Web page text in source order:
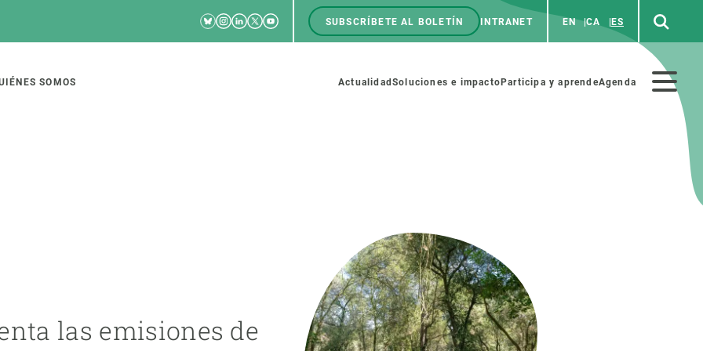
RRSS
Bluesky
Instagram
Linkedin
TwitterYoutube
Menú
top
SUBSCRÍBETE AL BOLETÍN INTRANET EN CA ES
SOMOS
Menú
Actualidad Soluciones e impacto Participa y aprendeAgenda
las emisiones de
de ecosistemas Política y gestión
ÚNETE A NOSOTROS
Bolsa de trabajo
Estrategia de Recursos Humanos
Oportunidades académicas
Pide tu MSCA-PF
Haz ciencia con nosotros
Materiales educativos
COLABORA